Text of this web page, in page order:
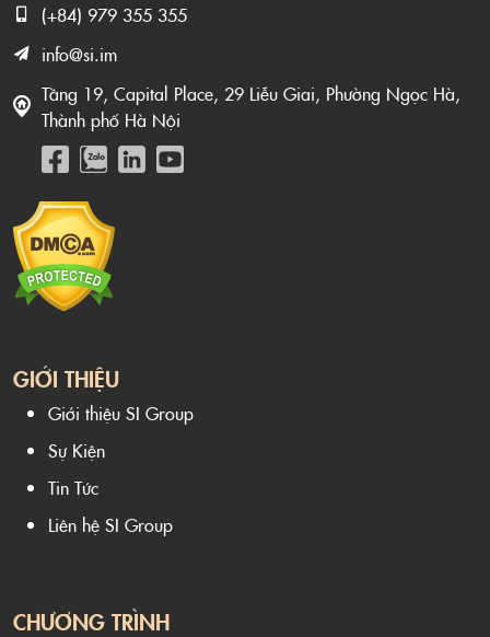
(+84) 979 355 355
info@si.im
Tầng 19, Capital Place, 29 Liễu Giai, Phường Ngọc Hà,
Thành phố Hà Nội
GIỚI THIỆU
Giới thiệu SI Group
Sự Kiện
Tin Tức
Liên hệ SI Group
CHƯƠNG TRÌNH